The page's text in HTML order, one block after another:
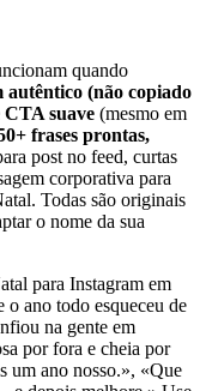
quando
autêntico (não copiado
CTA suave (mesmo em
frases prontas,
post no feed, curtas
corporativa para
Todas são originais
o nome da sua
para Instagram em
o ano todo esqueceu de
na gente em
por fora e cheia por
um ano nosso.», «Que